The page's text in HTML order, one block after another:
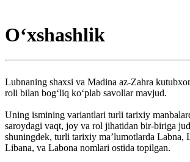
Oʻxshashlik
Lubnaning shaxsi va Madina az-Zahra
roli bilan bogʻliq koʻplab savollar mavjud.
Uning ismining variantlari turli tarixiy
saroydagi vaqt, joy va rol jihatidan bir-biriga
shuningdek, turli tarixiy maʼlumotlarda Labna,
Libana, va Labona nomlari ostida topilgan.